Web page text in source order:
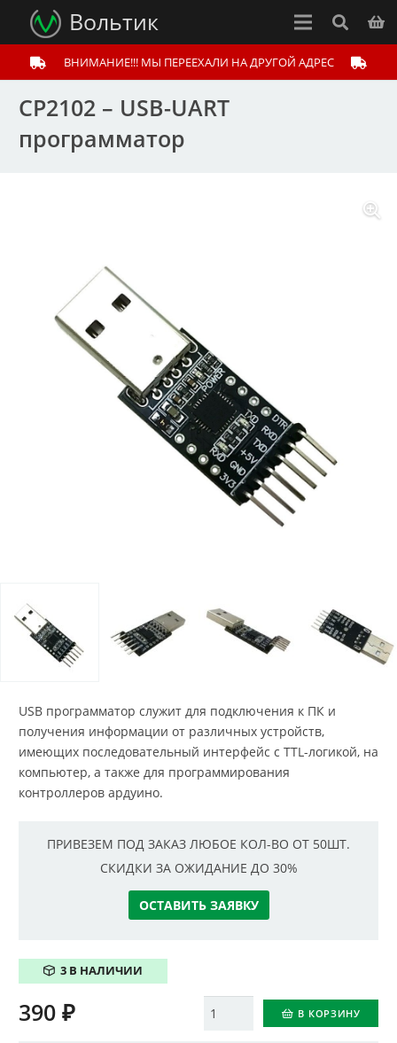
Вольтик
ВНИМАНИЕ!!! МЫ ПЕРЕЕХАЛИ НА ДРУГОЙ АДРЕС
CP2102 – USB-UART
программатор
USB программатор служит для подключения к ПК и
получения информации от различных устройств,
имеющих последовательный интерфейс с TTL-логикой, на
компьютер, а также для программирования
контроллеров ардуино.
ПРИВЕЗЕМ ПОД ЗАКАЗ ЛЮБОЕ КОЛ-ВО ОТ 50ШТ.
СКИДКИ ЗА ОЖИДАНИЕ ДО 30%
ОСТАВИТЬ ЗАЯВКУ
3 В НАЛИЧИИ
Количество В КОРЗИНУ
390 ₽